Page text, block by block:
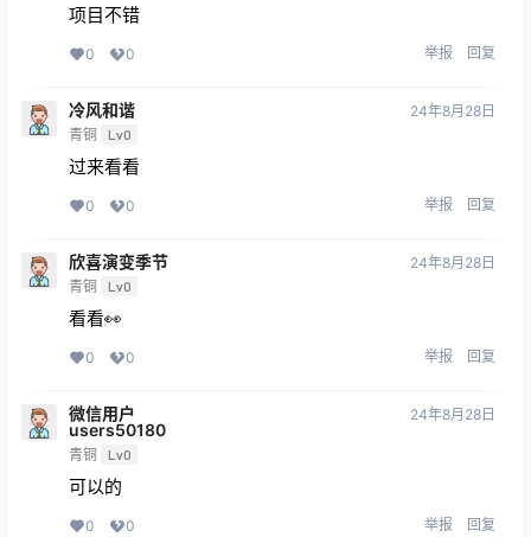
项目不错
0 0 举报 回复
冷风和谐
青铜 Lv0
24年8月28日
过来看看
0 0 举报 回复
欣喜演变季节
青铜 Lv0
24年8月28日
看看👀
0 0 举报 回复
微信用户
users50180
青铜 Lv0
24年8月28日
可以的
0 0 举报 回复